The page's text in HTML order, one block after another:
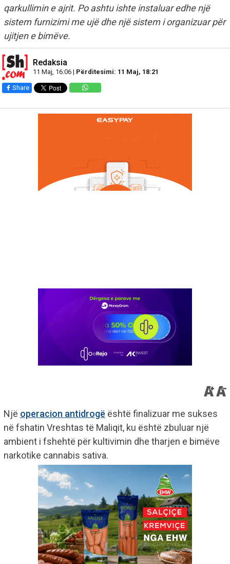
qarkullimin e ajrit. Po ashtu ishte instaluar edhe një
sistem furnizimi me ujë dhe një sistem i organizuar për
ujitjen e bimëve.
Redaksia
11 Maj, 16:06 | Përditesimi: 11 Maj, 18:21
Share
Një operacion antidrogë është finalizuar me sukses
në fshatin Vreshtas të Maliqit, ku është zbuluar një
ambient i fshehtë për kultivimin dhe tharjen e bimëve
narkotike cannabis sativa.